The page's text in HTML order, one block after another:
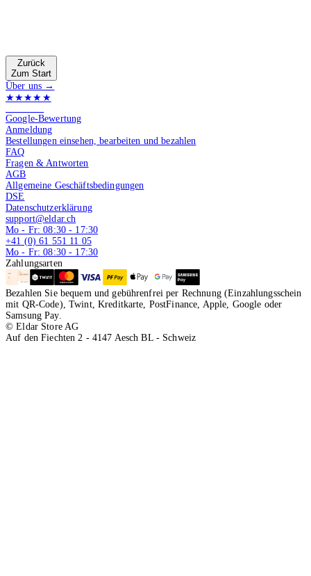
Zurück
Zum Start
Über uns →
★★★★★
Google-Bewertung
Anmeldung
Bestellungen einsehen, bearbeiten und bezahlen
FAQ
Fragen & Antworten
AGB
Allgemeine Geschäftsbedingungen
DSE
Datenschutzerklärung
support@eldar.ch
Mo - Fr: 08:30 - 17:30
+41 (0) 61 551 11 05
Mo - Fr: 08:30 - 17:30
Zahlungsarten
Bezahlen Sie bequem und gebührenfrei per Rechnung (Einzahlungsschein
mit QR-Code), Twint, Kreditkarte, PostFinance, Apple, Google oder
Samsung Pay.
© Eldar Store AG
Auf den Fiechten 2 - 4147 Aesch BL - Schweiz